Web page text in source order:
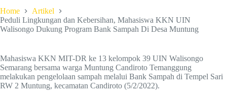
Home
Artikel
Peduli Lingkungan dan Kebersihan, Mahasiswa KKN UIN
Walisongo Dukung Program Bank Sampah Di Desa Muntung
Mahasiswa KKN MIT-DR ke 13 kelompok 39 UIN Walisongo
Semarang bersama warga Muntung Candiroto Temanggung
melakukan pengelolaan sampah melalui Bank Sampah di Tempel Sari
RW 2 Muntung, kecamatan Candiroto (5/2/2022).